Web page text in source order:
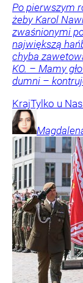
Po pierwszym
żeby Karol
zwaśnionymi
największą
chyba
KO. – Mamy
dumni –
KrajTylko u Nas